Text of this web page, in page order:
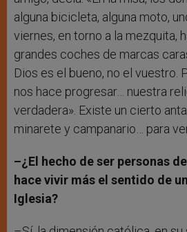
alguna bicicleta, alguna moto,
viernes, en torno a la mezquita,
grandes coches de marcas
Dios es el bueno, no el vuestro.
nos hace progresar… nuestra
verdadera». Existe un cierto
minarete y campanario… para
–¿El hecho de ser personas
hace vivir más el sentido de
Iglesia?